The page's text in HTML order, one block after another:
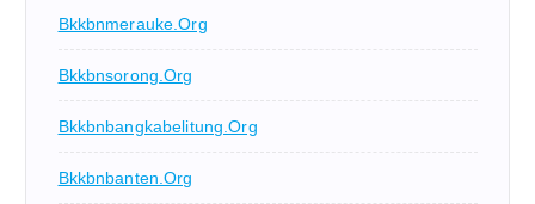
Bkkbnmerauke.org
Bkkbnsorong.org
Bkkbnbangkabelitung.org
Bkkbnbanten.org